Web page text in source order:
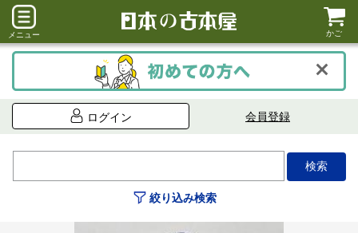
メニュー かご
ログイン 会員登録
絞り込み検索